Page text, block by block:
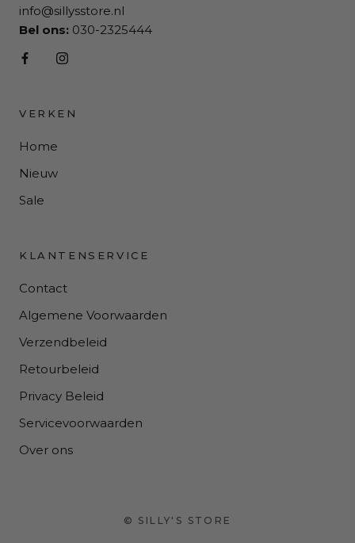
info@sillysstore.nl
Bel ons: 030-2325444
VERKEN
Home
Nieuw
Sale
KLANTENSERVICE
Contact
Algemene Voorwaarden
Verzendbeleid
Retourbeleid
Privacy Beleid
Servicevoorwaarden
Over ons
© SILLY'S STORE